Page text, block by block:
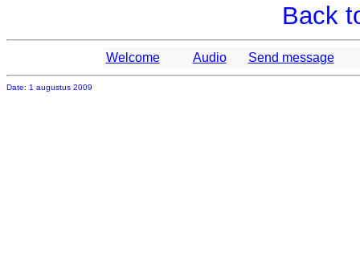
Back
Welcome Audio Send message
Date: 1 augustus 2009